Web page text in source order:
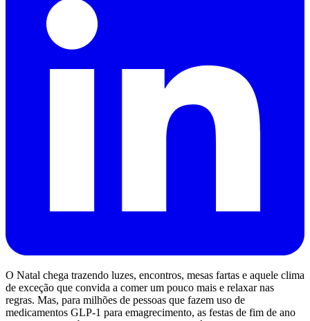
O Natal chega trazendo luzes, encontros, mesas fartas e aquele clima
de exceção que convida a comer um pouco mais e relaxar nas
regras. Mas, para milhões de pessoas que fazem uso de
medicamentos GLP-1 para emagrecimento, as festas de fim de ano